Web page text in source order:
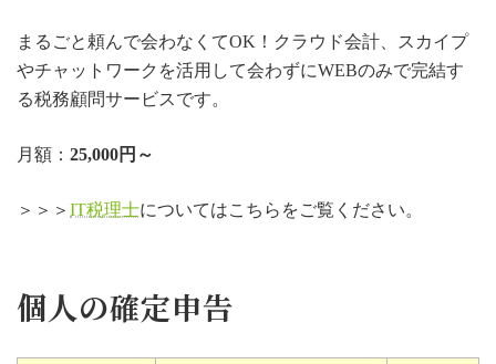
まるごと頼んで会わなくてOK！クラウド会計、スカイプ
やチャットワークを活用して会わずにWEBのみで完結す
る税務顧問サービスです。
月額： 25,000円～
＞＞＞ IT税理士についてはこちらをご覧ください。
個人の確定申告